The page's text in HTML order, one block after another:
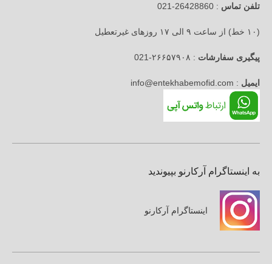
تلفن تماس : 26428860-021
(۱۰ خط) از ساعت ۹ الی ۱۷ روزهای غیرتعطیل
پیگیری سفارشات : ۲۶۶۵۷۹۰۸-021
ایمیل : info@entekhabemofid.com
به اینستاگرام آرکارنو بپیوندید
اینستاگرام آرکارنو